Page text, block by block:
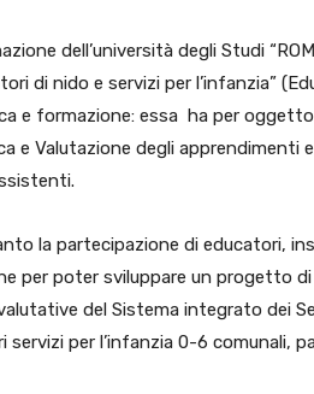
dell’università degli Studi
di nido e servizi per l’infanzia”
e formazione: essa ha per
e Valutazione degli apprendimenti
la partecipazione di educatori,
per poter sviluppare un progetto
del Sistema integrato dei
servizi per l’infanzia 0-6 comunali,